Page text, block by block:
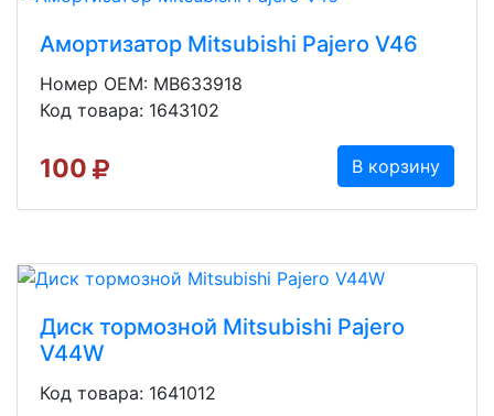
Амортизатор Mitsubishi Pajero V46
Номер OEM: MB633918
Код товара: 1643102
100 В корзину
Диск тормозной Mitsubishi Pajero
V44W
Код товара: 1641012